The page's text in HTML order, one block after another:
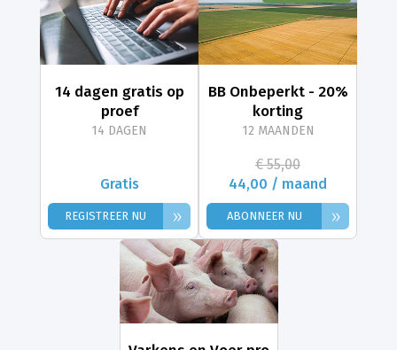
14 dagen gratis op
proef
14 DAGEN
Gratis
REGISTREER NU »
BB Onbeperkt - 20%
korting
12 MAANDEN
€ 55,00
44,00 / maand
ABONNEER NU »